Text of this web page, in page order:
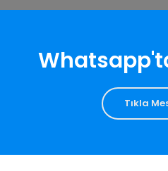
Tıkla